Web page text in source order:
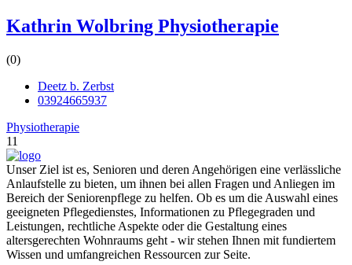
Kathrin Wolbring Physiotherapie
(0)
Deetz b. Zerbst
03924665937
Physiotherapie
11
Unser Ziel ist es, Senioren und deren Angehörigen eine verlässliche
Anlaufstelle zu bieten, um ihnen bei allen Fragen und Anliegen im
Bereich der Seniorenpflege zu helfen. Ob es um die Auswahl eines
geeigneten Pflegedienstes, Informationen zu Pflegegraden und
Leistungen, rechtliche Aspekte oder die Gestaltung eines
altersgerechten Wohnraums geht - wir stehen Ihnen mit fundiertem
Wissen und umfangreichen Ressourcen zur Seite.